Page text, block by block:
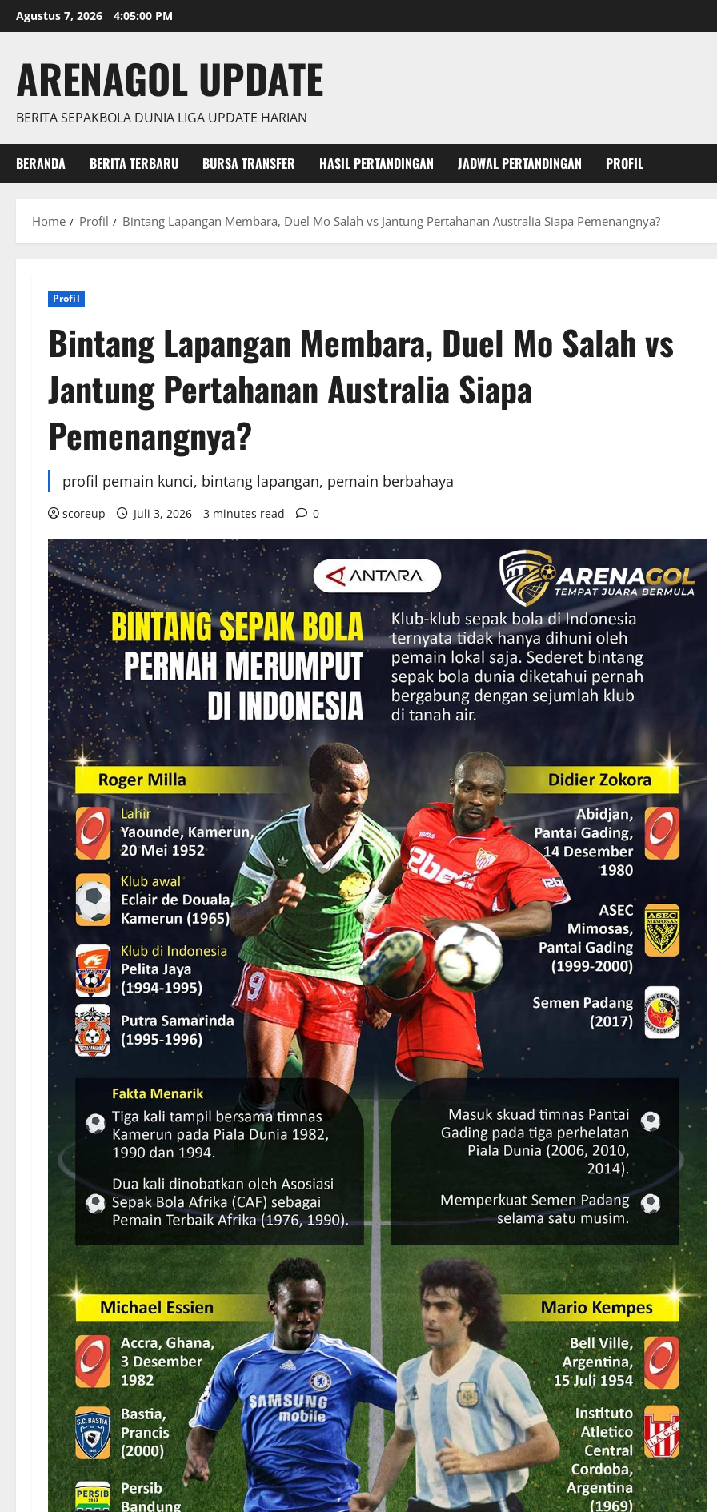
Skip
to
Agustus 7, 2026 4:05:02 PM
ARENAGOL UPDATE
BERITA SEPAKBOLA DUNIA LIGA UPDATE HARIAN
BERANDA BERITA TERBARU BURSA TRANSFER HASIL PERTANDINGAN JADWAL PERTANDINGAN PROFIL
Home Profil Bintang Lapangan Membara, Duel Mo Salah vs Jantung Pertahanan Australia Siapa Pemenangnya?
Profil
Bintang Lapangan Membara, Duel Mo Salah vs
Jantung Pertahanan Australia Siapa
Pemenangnya?
profil pemain kunci, bintang lapangan, pemain berbahaya
scoreup Juli 3, 2026 3 minutes read 0